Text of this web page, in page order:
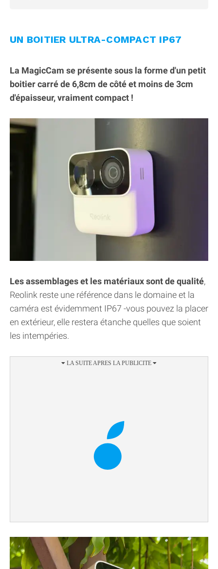
UN BOITIER ULTRA-COMPACT IP67
La MagicCam se présente sous la forme d'un petit
boitier carré de 6,8cm de côté et moins de 3cm
d'épaisseur, vraiment compact !
Les assemblages et les matériaux sont de qualité,
Reolink reste une référence dans le domaine et la
caméra est évidemment IP67 -vous pouvez la placer
en extérieur, elle restera étanche quelles que soient
les intempéries.